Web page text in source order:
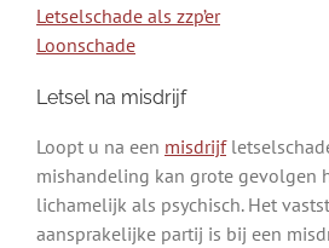
Letselschade als zzp’er
Loonschade
Letsel na misdrijf
Loopt u na een misdrijf
mishandeling kan grote gevolgen
lichamelijk als psychisch. Het
aansprakelijke partij is bij een